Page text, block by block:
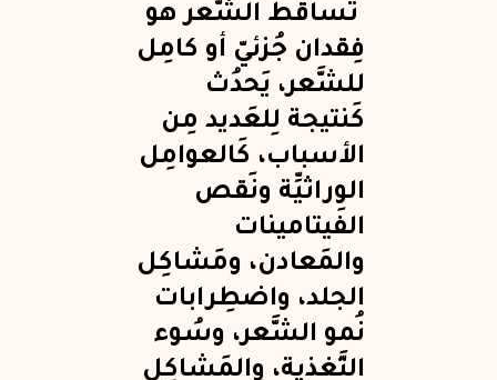
تَساقُط الشَّعر هو
فِقدان جُزئيّ أو كامِل
للشَّعر، يَحدُث
كَنتيجة لِلعَديد مِن
الأسباب، كَالعوامِل
الوِراثيِّة ونَقص
الفيتامينات
والمَعادن، ومَشاكِل
الجلد، واضطِرابات
نُمو الشَّعر، وسُوء
التَّغذية، والمَشاكِل